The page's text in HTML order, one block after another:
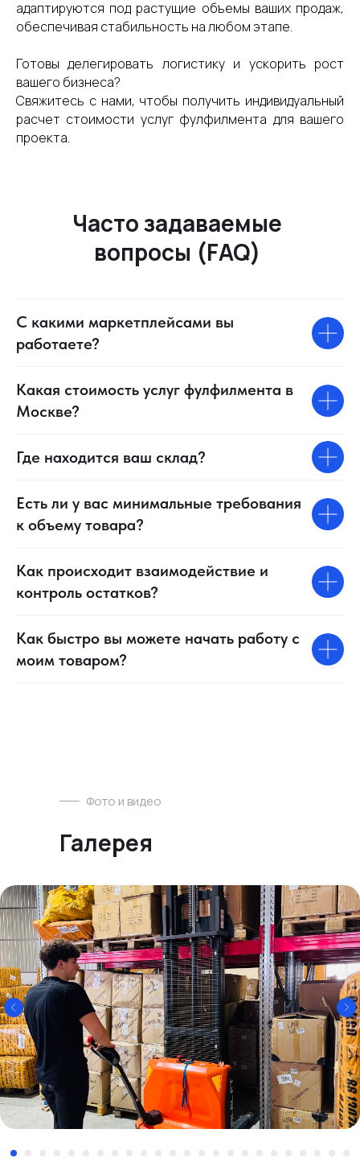
адаптируются под растущие объемы ваших продаж,
обеспечивая стабильность на любом этапе.
Готовы делегировать логистику и ускорить рост
вашего бизнеса?
Свяжитесь с нами, чтобы получить индивидуальный
расчет стоимости услуг фулфилмента для вашего
проекта.
Часто задаваемые
вопросы (FAQ)
С какими маркетплейсами вы
работаете?
Какая стоимость услуг фулфилмента в
Москве?
Где находится ваш склад?
Есть ли у вас минимальные требования
к объему товара?
Как происходит взаимодействие и
контроль остатков?
Как быстро вы можете начать работу с
моим товаром?
Галерея
Фото и видео